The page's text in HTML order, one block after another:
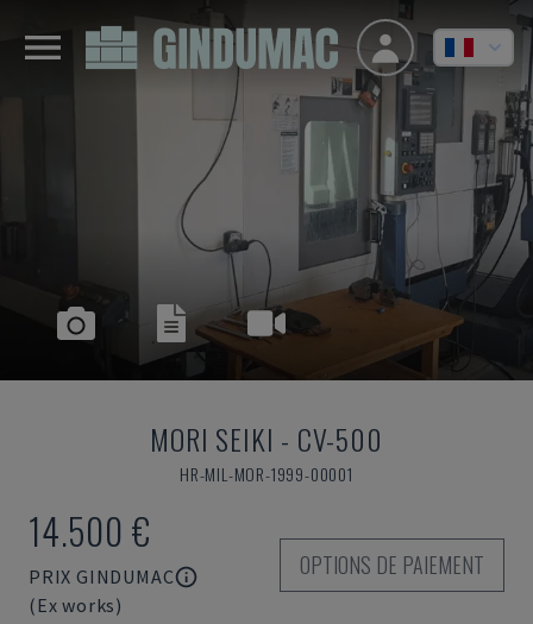
MORI SEIKI - CV-500
HR-MIL-MOR-1999-00001
14.500 €
PRIX GINDUMAC
(Ex works)
OPTIONS DE PAIEMENT